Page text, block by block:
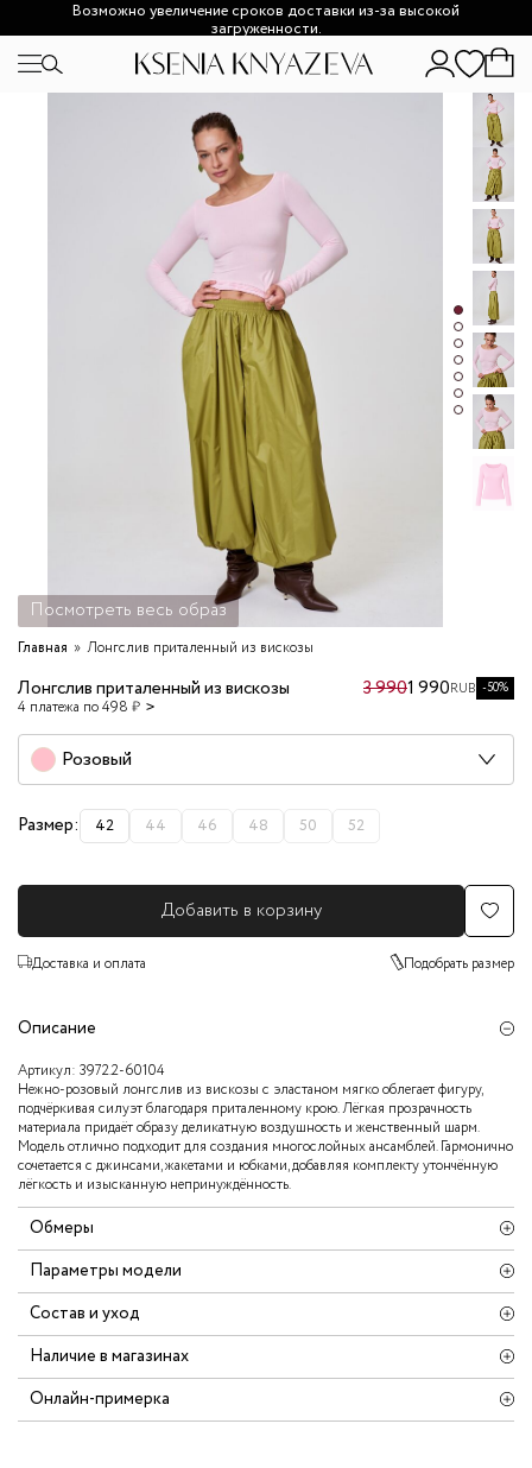
Возможно увеличение сроков доставки из-за высокой
загруженности.
Посмотреть весь образ
Главная Лонгслив приталенный из вискозы
Лонгслив приталенный из вискозы
4 платежа по 498 ₽
3 9901 990RUB -50%
Розовый
Размер: 42 44 46 48 50 52
Добавить в корзину
Доставка и оплата Подобрать размер
Описание
Артикул: 3972.2-60104
Нежно‑розовый лонгслив из вискозы с эластаном мягко облегает фигуру,
подчёркивая силуэт благодаря приталенному крою. Лёгкая прозрачность
материала придаёт образу деликатную воздушность и женственный шарм.
Модель отлично подходит для создания многослойных ансамблей. Гармонично
сочетается с джинсами, жакетами и юбками, добавляя комплекту утончённую
лёгкость и изысканную непринуждённость.
Обмеры
Параметры модели
Состав и уход
Наличие в магазинах
Онлайн-примерка